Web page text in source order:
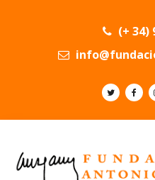
(+ 34)